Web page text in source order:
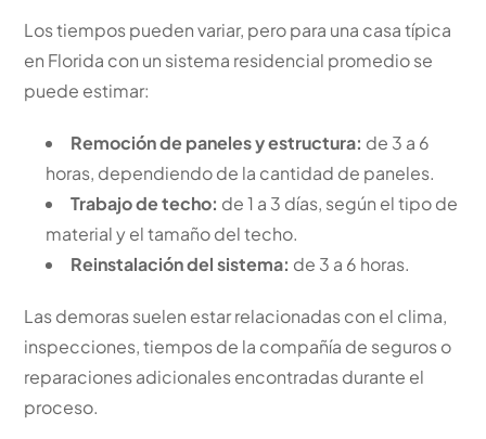
Los tiempos pueden variar, pero para una casa típica
en Florida con un sistema residencial promedio se
puede estimar:
Remoción de paneles y estructura: de 3 a 6
horas, dependiendo de la cantidad de paneles.
Trabajo de techo: de 1 a 3 días, según el tipo de
material y el tamaño del techo.
Reinstalación del sistema: de 3 a 6 horas.
Las demoras suelen estar relacionadas con el clima,
inspecciones, tiempos de la compañía de seguros o
reparaciones adicionales encontradas durante el
proceso.